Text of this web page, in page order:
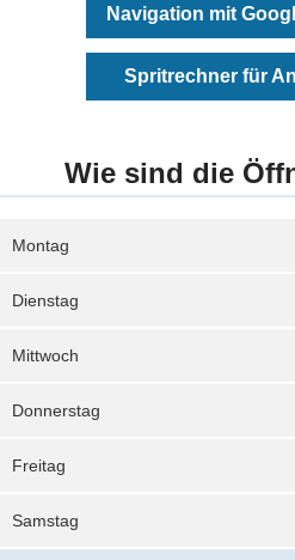
Navigation mit
Spritrechner für
Wie sind die
Montag
Dienstag
Mittwoch
Donnerstag
Freitag
Samstag